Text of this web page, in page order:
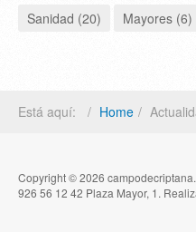
Sanidad (20)
Mayores (6)
Está aquí: Home
Copyright © 2026
926 56 12 42 Plaza Mayor, 1.